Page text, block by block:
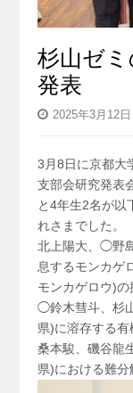
杉山ゼ
発表
2025年3月12日
3月8日に京都大
支部会研究発表
と4年生2名が以
れさまでした。
北上陽大、◯野
息するモンカゲ
モンカゲロウ)
◯鈴木彗斗、杉
県)に溶存する
桑本駿、磯谷龍
県)における難